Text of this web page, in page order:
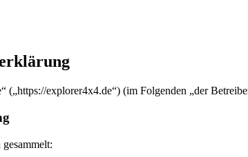
explorer4x4.de“) (im Folgenden „der